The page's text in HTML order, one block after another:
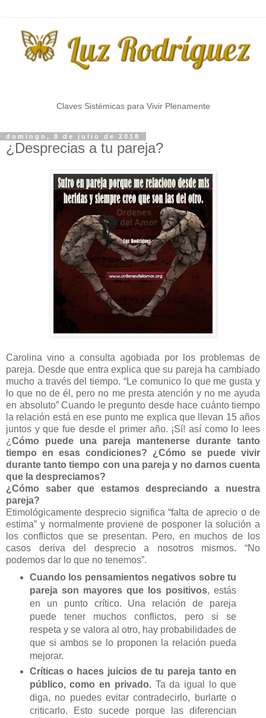
Claves Sistémicas para Vivir Plenamente
domingo, 8 de julio de 2018
¿Desprecias a tu pareja?
Carolina vino a consulta agobiada por los problemas de
pareja. Desde que entra explica que su pareja ha cambiado
mucho a través del tiempo. “Le comunico lo que me gusta y
lo que no de él, pero no me presta atención y no me ayuda
en absoluto” Cuando le pregunto desde hace cuánto tiempo
la relación está en ese punto me explica que llevan 15 años
juntos y que fue desde el primer año. ¡Sí! así como lo lees
¿ Cómo puede una pareja mantenerse durante tanto
tiempo en esas condiciones? ¿Cómo se puede vivir
durante tanto tiempo con una pareja y no darnos cuenta
que la despreciamos?
¿Cómo saber que estamos despreciando a nuestra
pareja?
Etimológicamente desprecio significa “falta de aprecio o de
estima” y normalmente proviene de posponer la solución a
los conflictos que se presentan. Pero, en muchos de los
casos deriva del desprecio a nosotros mismos. “No
podemos dar lo que no tenemos”.
Cuando los pensamientos negativos sobre tu
pareja son mayores que los positivos, estás
en un punto crítico. Una relación de pareja
puede tener muchos conflictos, pero si se
respeta y se valora al otro, hay probabilidades de
que si ambos se lo proponen la relación pueda
mejorar.
Críticas o haces juicios de tu pareja tanto en
público, como en privado.Ta da igual lo que
diga, no puedes evitar contradecirlo, burlarte o
criticarlo. Esto sucede porque las diferencian